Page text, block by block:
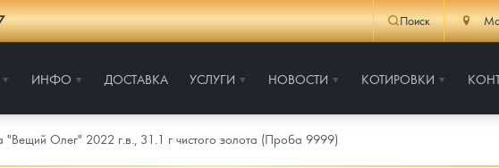
Поиск
ИНФО ДОСТАВКА УСЛУГИ НОВОСТИ КОТИРОВКИ
Олег" 2022 г.в., 31.1 г чистого золота (Проба 9999)